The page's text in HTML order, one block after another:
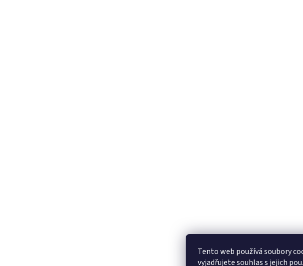
Tento web používá soubory
vyjadřujete souhlas s jejich